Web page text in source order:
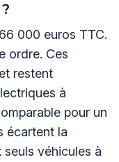
000 euros TTC.
ordre. Ces
restent
à
pour un
écartent la
véhicules à